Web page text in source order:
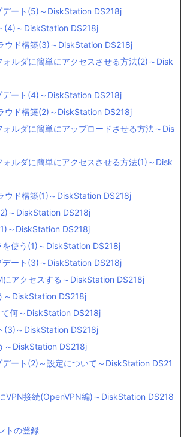
デート(5)～DiskStation DS218j
(4)～DiskStation DS218j
ウド構築(3)～DiskStation DS218j
ォルダに簡単にアクセスさせる方法(2)～Disk
デート(4)～DiskStation DS218j
ウド構築(2)～DiskStation DS218j
ォルダに簡単にアップロードさせる方法～Dis
ォルダに簡単にアクセスさせる方法(1)～Disk
ウド構築(1)～DiskStation DS218j
～DiskStation DS218j
～DiskStation DS218j
を使う(1)～DiskStation DS218j
デート(3)～DiskStation DS218j
にアクセスする～DiskStation DS218j
～DiskStation DS218j
何～DiskStation DS218j
(3)～DiskStation DS218j
～DiskStation DS218j
ート(2)～設定について～DiskStation DS21
VPN接続(OpenVPN編)～DiskStation DS218
トの登録